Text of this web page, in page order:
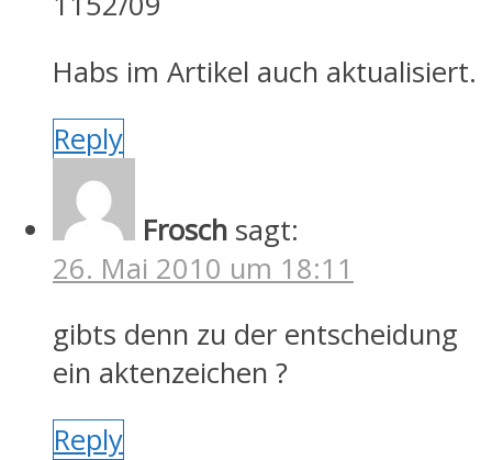
Habs im Artikel auch aktualisiert.
Reply
Frosch sagt:
26. Mai 2010 um 18:11
gibts denn zu der entscheidung
ein aktenzeichen ?
Reply